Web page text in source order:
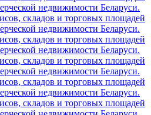
недвижимости Беларуси.
складов и торговых площадей
недвижимости Беларуси.
складов и торговых площадей
недвижимости Беларуси.
складов и торговых площадей
недвижимости Беларуси.
складов и торговых площадей
недвижимости Беларуси.
складов и торговых площадей